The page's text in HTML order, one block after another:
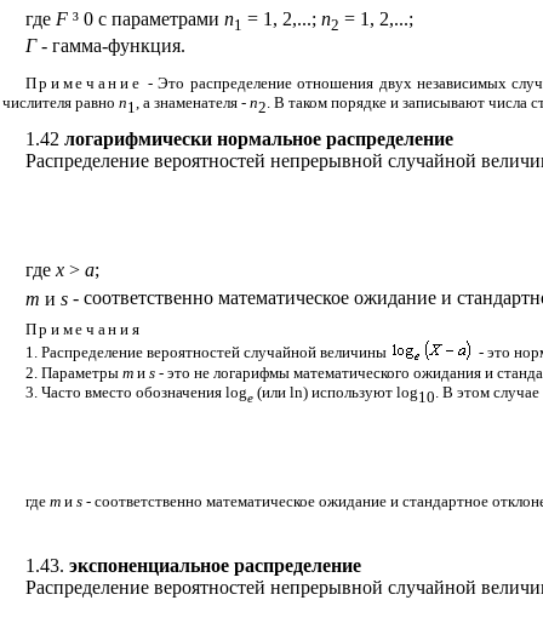
где F ³0 с параметрами n1 = 1, 2,...; n2 = 1, 2,...;
Г- гамма-функция.
Примечание - Это распределение отношения двух независимых
числителя равно n1, а знаменателя - n2. В таком порядке и записывают числа
1.42 логарифмически нормальное распределение
Распределение вероятностей непрерывной случайной
где x> a;
m и s- соответственно математическое ожидание и
Примечания
1. Распределение вероятностей случайной величины
- это
2. Параметры mи s- это не логарифмы математического ожидания и
3. Часто вместо обозначения loge (или ln) используют log10 . В этом случае
где mи s- соответственно математическое ожидание и стандартное
1.43. экспоненциальное распределение
Распределение вероятностей непрерывной случайной